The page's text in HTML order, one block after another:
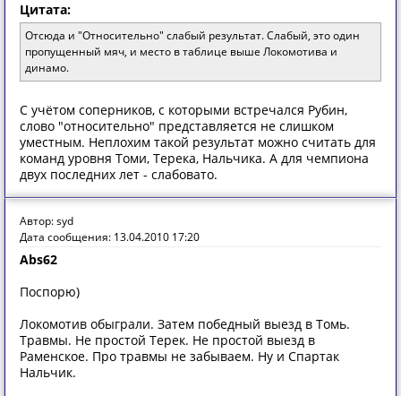
Цитата:
Отсюда и "Относительно" слабый результат. Слабый, это один
пропущенный мяч, и место в таблице выше Локомотива и
динамо.
С учётом соперников, с которыми встречался Рубин,
слово "относительно" представляется не слишком
уместным. Неплохим такой результат можно считать для
команд уровня Томи, Терека, Нальчика. А для чемпиона
двух последних лет - слабовато.
Автор: syd
Дата сообщения: 13.04.2010 17:20
Abs62
Поспорю)
Локомотив обыграли. Затем победный выезд в Томь.
Травмы. Не простой Терек. Не простой выезд в
Раменское. Про травмы не забываем. Ну и Спартак
Нальчик.